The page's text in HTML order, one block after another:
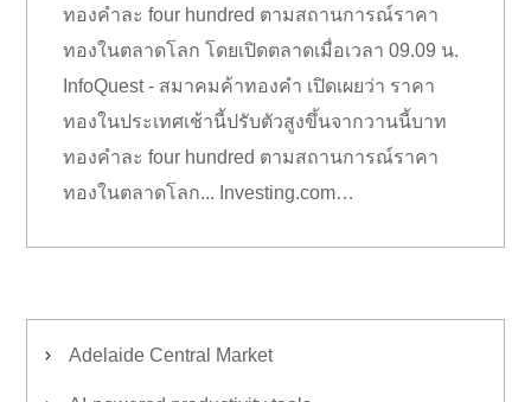
ทองคำละ four hundred ตามสถานการณ์ราคา
ทองในตลาดโลก โดยเปิดตลาดเมื่อเวลา 09.09 น.
InfoQuest - สมาคมค้าทองคำ เปิดเผยว่า ราคา
ทองในประเทศเช้านี้ปรับตัวสูงขึ้นจากวานนี้บาท
ทองคำละ four hundred ตามสถานการณ์ราคา
ทองในตลาดโลก... Investing.com…
Adelaide Central Market